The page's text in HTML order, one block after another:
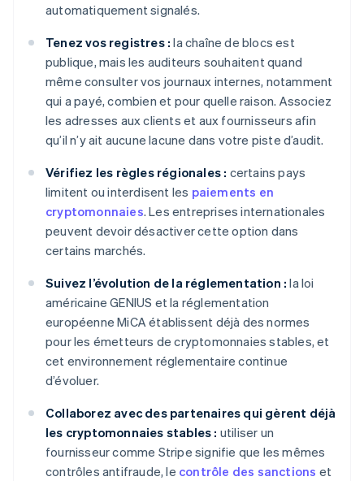
automatiquement signalés.
Tenez vos registres : la chaîne de blocs est
publique, mais les auditeurs souhaitent quand
même consulter vos journaux internes, notamment
qui a payé, combien et pour quelle raison. Associez
les adresses aux clients et aux fournisseurs afin
qu’il n’y ait aucune lacune dans votre piste d’audit.
Vérifiez les règles régionales : certains pays
limitent ou interdisent les paiements en
cryptomonnaies. Les entreprises internationales
peuvent devoir désactiver cette option dans
certains marchés.
Suivez l’évolution de la réglementation : la loi
américaine GENIUS et la réglementation
européenne MiCA établissent déjà des normes
pour les émetteurs de cryptomonnaies stables, et
cet environnement réglementaire continue
d’évoluer.
Collaborez avec des partenaires qui gèrent déjà
les cryptomonnaies stables : utiliser un
fournisseur comme Stripe signifie que les mêmes
contrôles antifraude, le contrôle des sanctions et